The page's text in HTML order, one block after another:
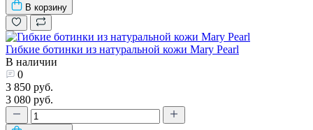
В корзину
Гибкие ботинки из натуральной кожи Mary Pearl
В наличии
0
3 850 руб.
3 080 руб.